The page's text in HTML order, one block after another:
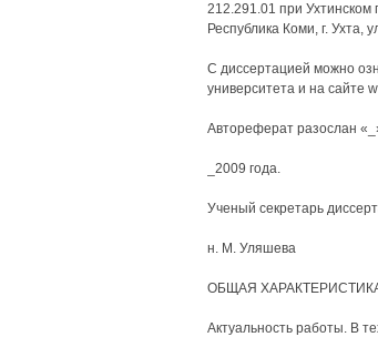
212.291.01 при Ухтинском
Республика Коми, г. Ухта,
С диссертацией можно
университета и на сайте
Автореферат разослан
_2009 года.
Ученый секретарь
н. М. Уляшева
ОБЩАЯ
Актуальность работы. В